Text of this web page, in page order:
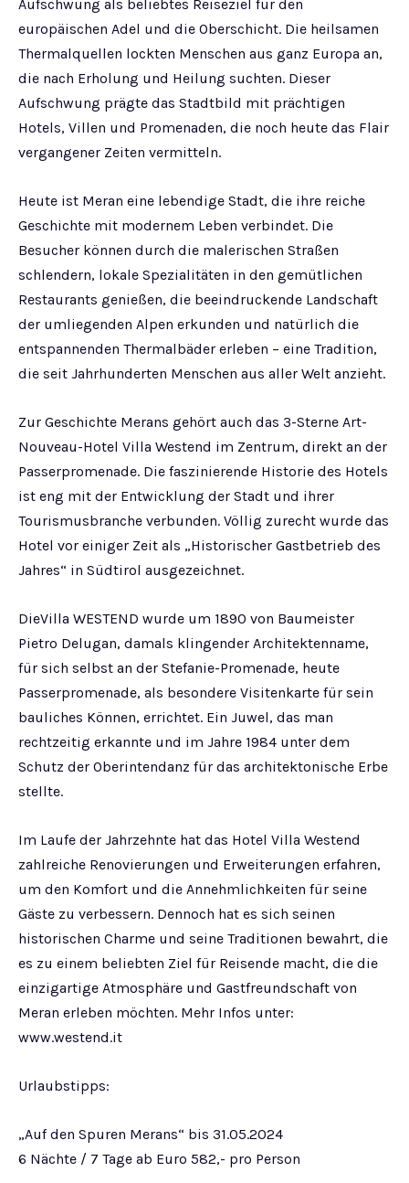
Aufschwung als beliebtes Reiseziel für den
europäischen Adel und die Oberschicht. Die heilsamen
Thermalquellen lockten Menschen aus ganz Europa an,
die nach Erholung und Heilung suchten. Dieser
Aufschwung prägte das Stadtbild mit prächtigen
Hotels, Villen und Promenaden, die noch heute das Flair
vergangener Zeiten vermitteln.
Heute ist Meran eine lebendige Stadt, die ihre reiche
Geschichte mit modernem Leben verbindet. Die
Besucher können durch die malerischen Straßen
schlendern, lokale Spezialitäten in den gemütlichen
Restaurants genießen, die beeindruckende Landschaft
der umliegenden Alpen erkunden und natürlich die
entspannenden Thermalbäder erleben – eine Tradition,
die seit Jahrhunderten Menschen aus aller Welt anzieht.
Zur Geschichte Merans gehört auch das 3-Sterne Art-
Nouveau-Hotel Villa Westend im Zentrum, direkt an der
Passerpromenade. Die faszinierende Historie des Hotels
ist eng mit der Entwicklung der Stadt und ihrer
Tourismusbranche verbunden. Völlig zurecht wurde das
Hotel vor einiger Zeit als „Historischer Gastbetrieb des
Jahres“ in Südtirol ausgezeichnet.
DieVilla WESTEND wurde um 1890 von Baumeister
Pietro Delugan, damals klingender Architektenname,
für sich selbst an der Stefanie-Promenade, heute
Passerpromenade, als besondere Visitenkarte für sein
bauliches Können, errichtet. Ein Juwel, das man
rechtzeitig erkannte und im Jahre 1984 unter dem
Schutz der Oberintendanz für das architektonische Erbe
stellte.
Im Laufe der Jahrzehnte hat das Hotel Villa Westend
zahlreiche Renovierungen und Erweiterungen erfahren,
um den Komfort und die Annehmlichkeiten für seine
Gäste zu verbessern. Dennoch hat es sich seinen
historischen Charme und seine Traditionen bewahrt, die
es zu einem beliebten Ziel für Reisende macht, die die
einzigartige Atmosphäre und Gastfreundschaft von
Meran erleben möchten. Mehr Infos unter:
www.westend.it
Urlaubstipps:
„Auf den Spuren Merans“ bis 31.05.2024
6 Nächte / 7 Tage ab Euro 582,- pro Person